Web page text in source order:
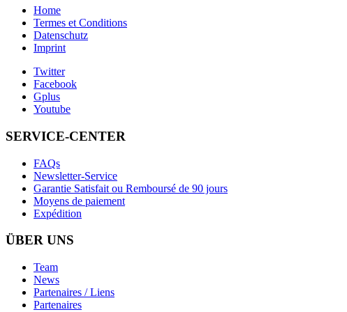
Home
Termes et Conditions
Datenschutz
Imprint
Twitter
Facebook
Gplus
Youtube
SERVICE-CENTER
FAQs
Newsletter-Service
Garantie Satisfait ou Remboursé de 90 jours
Moyens de paiement
Expédition
ÜBER UNS
Team
News
Partenaires / Liens
Partenaires